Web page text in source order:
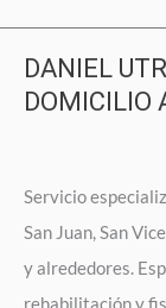
DANIEL
DOMICILIO
Servicio
San Juan, San
y alrededores.
rehabilitación y